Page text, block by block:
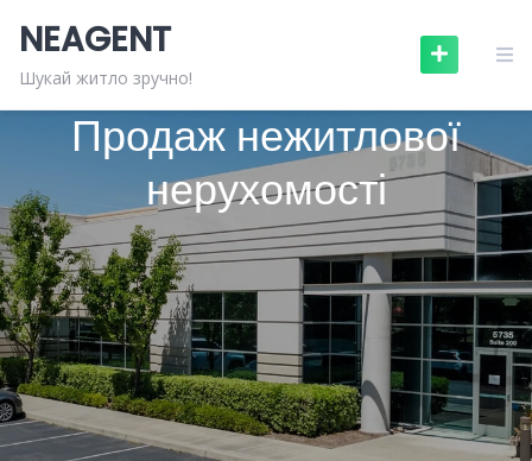
content
NEAGENT
Шукай житло зручно!
Продаж нежитлової
нерухомості